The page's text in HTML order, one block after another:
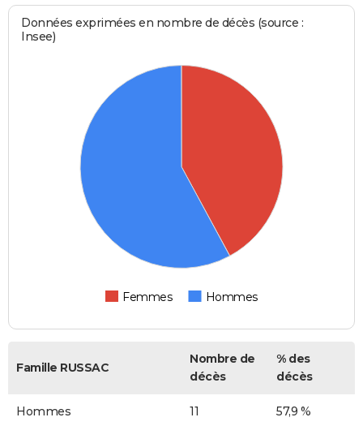
Données exprimées en nombre de décès (source :
Insee)
Femmes Hommes
Famille RUSSAC
Nombre de
décès
% des
décès
Hommes 11 57,9 %